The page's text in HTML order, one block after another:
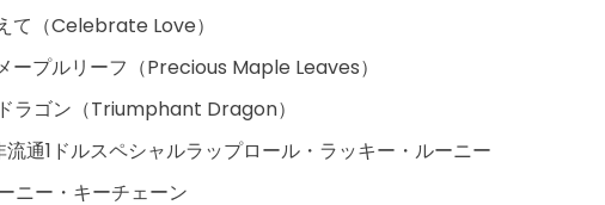
て（Celebrate Love）
プルリーフ（Precious Maple Leaves）
ラゴン（Triumphant Dragon）
通1ドルスペシャルラップロール・ラッキー・ルーニー
ニー・キーチェーン